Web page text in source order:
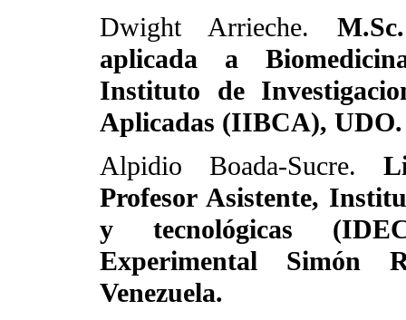
Dwight Arrieche.
aplicada a
Instituto de
Aplicadas (IIBCA), UDO.
Alpidio Boada-Sucre.
Profesor Asistente,
y tecnológicas
Experimental Simón
Venezuela.